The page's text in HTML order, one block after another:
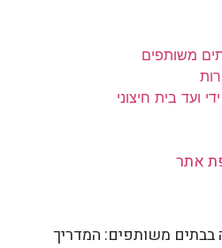
משותפים
ועד בית חיצוני
אתר
בבתים משותפים: המדריך